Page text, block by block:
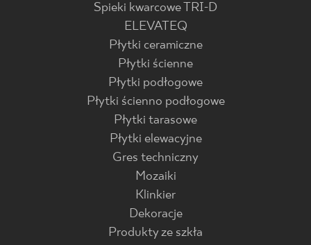
Spieki kwarcowe TRI-D
ELEVATEQ
Płytki ceramiczne
Płytki ścienne
Płytki podłogowe
Płytki ścienno podłogowe
Płytki tarasowe
Płytki elewacyjne
Gres techniczny
Mozaiki
Klinkier
Dekoracje
Produkty ze szkła